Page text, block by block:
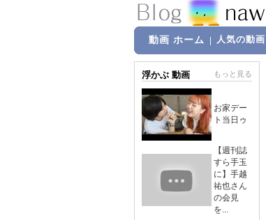
動画 ホーム 人気の動画
浮かぶ 動画 もっと見る
お家デー
ト当日ゥ
【週刊誌
すら手玉
に】手越
祐也さん
の会見
を...